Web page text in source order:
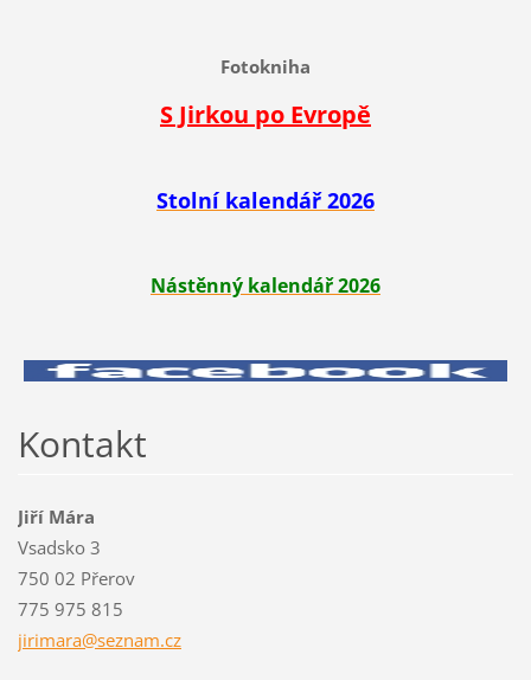
Fotokniha
S Jirkou po Evropě
Stolní kalendář 2026
Nástěnný kalendář 2026
Kontakt
Jiří Mára
Vsadsko 3
750 02 Přerov
775 975 815
jirimara@seznam.cz